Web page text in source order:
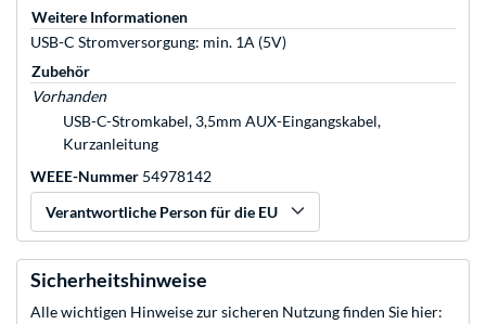
Weitere Informationen
USB-C Stromversorgung: min. 1A (5V)
Zubehör
Vorhanden
USB-C-Stromkabel, 3,5mm AUX-Eingangskabel,
Kurzanleitung
WEEE-Nummer 54978142
Verantwortliche Person für die EU
Sicherheitshinweise
Alle wichtigen Hinweise zur sicheren Nutzung finden Sie hier: